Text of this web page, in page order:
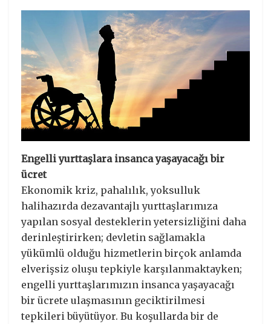
Engelli yurttaşlara insanca yaşayacağı bir
ücret
Ekonomik kriz, pahalılık, yoksulluk
halihazırda dezavantajlı yurttaşlarımıza
yapılan sosyal desteklerin yetersizliğini daha
derinleştirirken; devletin sağlamakla
yükümlü olduğu hizmetlerin birçok anlamda
elverişsiz oluşu tepkiyle karşılanmaktayken;
engelli yurttaşlarımızın insanca yaşayacağı
bir ücrete ulaşmasının geciktirilmesi
tepkileri büyütüyor. Bu koşullarda bir de